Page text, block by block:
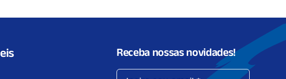
Receba nossas novidades!